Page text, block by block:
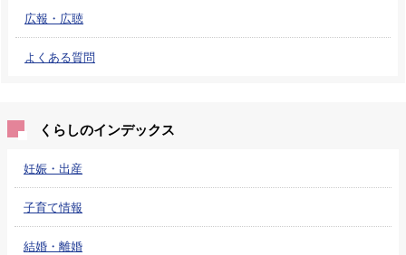
広報・広聴
よくある質問
くらしのインデックス
妊娠・出産
子育て情報
結婚・離婚